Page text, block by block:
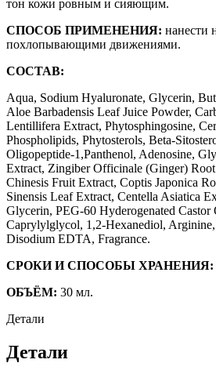
тон кожи ровным и сияющим.
СПОСОБ ПРИМЕНЕНИЯ: нанести
похлопывающими движениями.
СОСТАВ:
Aqua, Sodium Hyaluronate, Glycerin,
Aloe Barbadensis Leaf Juice Powder,
Lentillifera Extract, Phytosphingosine,
Phospholipids, Phytosterols, Beta-
Oligopeptide-1,Panthenol, Adenosine,
Extract, Zingiber Officinale (Ginger)
Chinesis Fruit Extract, Coptis Japonica
Sinensis Leaf Extract, Centella Asiatica
Glycerin, PEG-60 Hyderogenated Castor
Caprylylglycol, 1,2-Hexanediol,
Disodium EDTA, Fragrance.
СРОКИ И СПОСОБЫ ХРАНЕНИЯ:
ОБЪЁМ: 30 мл.
Детали
Детали